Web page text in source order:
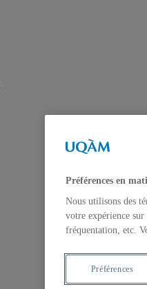
Préférences en
Nous utilisons des
votre expérience sur
fréquentation, etc.
Préférences